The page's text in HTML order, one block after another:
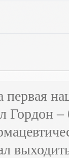
Гордон –